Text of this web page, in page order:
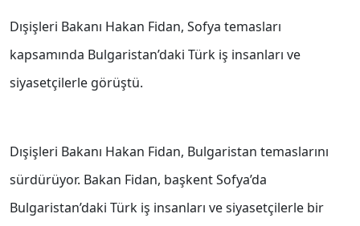
Dışişleri Bakanı Hakan Fidan, Sofya temasları
kapsamında Bulgaristan’daki Türk iş insanları ve
siyasetçilerle görüştü.
Dışişleri Bakanı Hakan Fidan, Bulgaristan temaslarını
sürdürüyor. Bakan Fidan, başkent Sofya’da
Bulgaristan’daki Türk iş insanları ve siyasetçilerle bir